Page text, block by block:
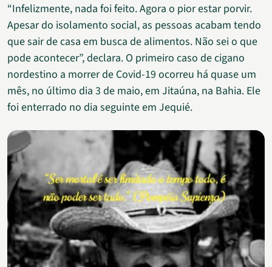
“Infelizmente, nada foi feito. Agora o pior estar porvir.
Apesar do isolamento social, as pessoas acabam tendo
que sair de casa em busca de alimentos. Não sei o que
pode acontecer”, declara. O primeiro caso de cigano
nordestino a morrer de Covid-19 ocorreu há quase um
mês, no último dia 3 de maio, em Jitaúna, na Bahia. Ele
foi enterrado no dia seguinte em Jequié.